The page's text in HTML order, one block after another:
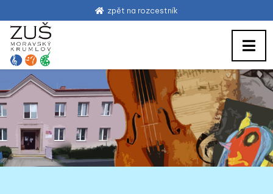
zpět na rozcestník